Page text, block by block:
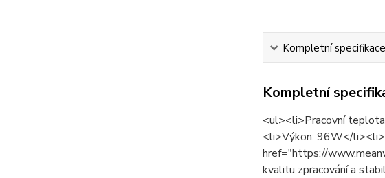
Kompletní specifikace
Kompletní
<ul><li>Pracovní
<li>Výkon: 96W</
href="https://
kvalitu zpracování a